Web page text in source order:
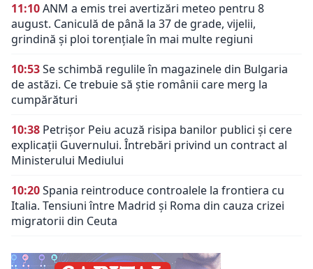
11:10ANM a emis trei avertizări meteo pentru 8
august. Caniculă de până la 37 de grade, vijelii,
grindină și ploi torențiale în mai multe regiuni
10:53Se schimbă regulile în magazinele din Bulgaria
de astăzi. Ce trebuie să știe românii care merg la
cumpărături
10:38 Petrișor Peiu acuză risipa banilor publici și cere
explicații Guvernului. Întrebări privind un contract al
Ministerului Mediului
10:20Spania reintroduce controalele la frontiera cu
Italia. Tensiuni între Madrid și Roma din cauza crizei
migratorii din Ceuta